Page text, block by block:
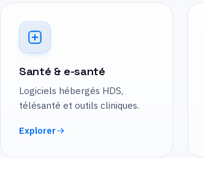
Santé & e-santé
Logiciels hébergés HDS,
télésanté et outils cliniques.
Explorer